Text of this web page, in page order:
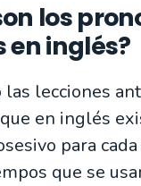
los
en inglés?
las lecciones
en inglés
para
que se